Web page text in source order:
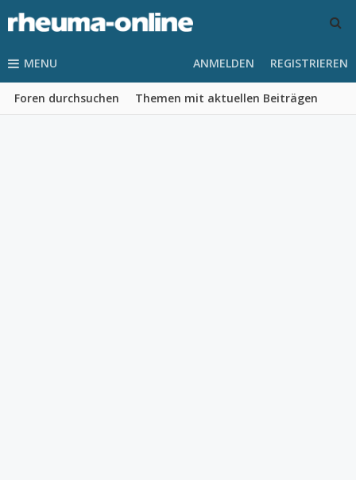
MENU
Foren durchsuchen Themen mit aktuellen Beiträgen
ANMELDEN REGISTRIEREN